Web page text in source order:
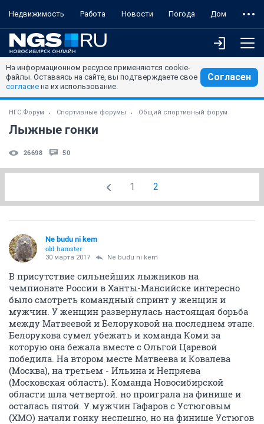
Недвижимость Работа Новости Погода Дом
На информационном ресурсе применяются cookie-
файлы. Оставаясь на сайте, вы подтверждаете свое
согласие на их использование.
Согласен
НГС.Форум Спортивные форумы Общий спортивный форум
Лыжные гонки
26698 50
1 2
Ne budu ni kem
old hamster
30 марта 2017 Ne budu ni kem
В присутствие сильнейших лыжников на
чемпионате России в Ханты-Мансийске интересно
было смотреть командный спринт у женщин и
мужчин. У женщин развернулась настоящая борьба
между Матвеевой и Белоруковой на последнем этапе.
Белорукова сумел убежать и команда Коми за
которую она бежала вместе с Ольгой Царевой
победила. На втором месте Матвеева и Ковалева
(Москва), на третьем - Ильина и Непряева
(Московская область). Команда Новосибирской
области шла четвертой. но проиграла на финише и
осталась пятой. У мужчин Гафаров с Устюговым
(ХМО) начали гонку неспешно, но на финише Устюгов